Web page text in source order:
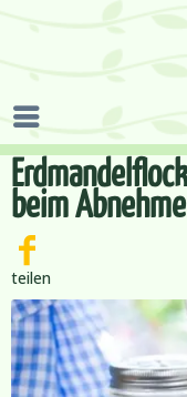
beim
teilen